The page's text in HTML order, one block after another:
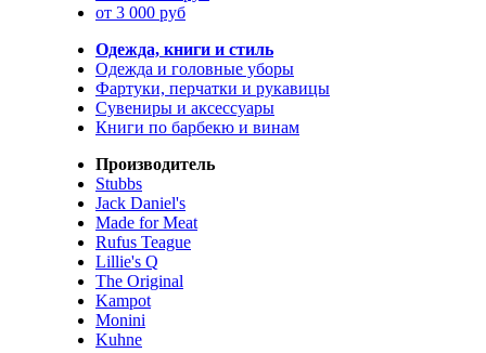
от 3 000 руб
Одежда, книги и стиль
Одежда и головные уборы
Фартуки, перчатки и рукавицы
Сувениры и аксессуары
Книги по барбекю и винам
Производитель
Stubbs
Jack Daniel's
Made for Meat
Rufus Teague
Lillie's Q
The Original
Kampot
Monini
Kuhne